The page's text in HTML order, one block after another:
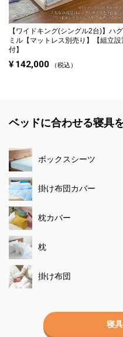
【ワイドキング(シングル2台)】 ハグ
ミル【マットレス別売り】【組立設
付】
¥ 142,000 税込
ベッドに合わせる寝具
ボックスシーツ
掛け布団カバー
枕カバー
枕
掛け布団
寝具